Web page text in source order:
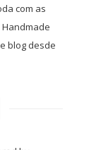
com as
blog desde